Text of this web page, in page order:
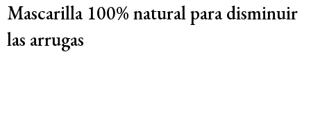
Mascarilla 100% natural para disminuir
las arrugas